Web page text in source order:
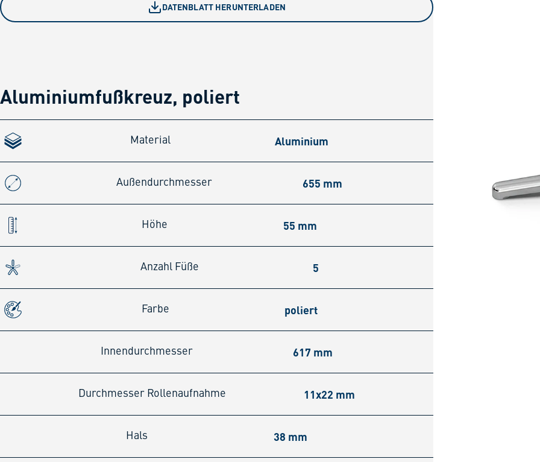
DATENBLATT HERUNTERLADEN
Aluminiumfußkreuz, poliert
Material Aluminium
Außendurchmesser 655 mm
Höhe 55 mm
Anzahl Füße 5
Farbe poliert
Innendurchmesser 617 mm
Durchmesser Rollenaufnahme 11x22 mm
Hals 38 mm